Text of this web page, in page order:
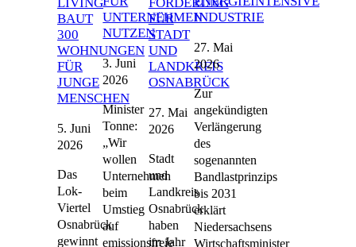
LIVING
BAUT
300
WOHNUNGEN
FÜR
JUNGE
MENSCHEN
5. Juni
2026
Das
Lok-
Viertel
Osnabrück
gewinnt
UNTERNEHMEN
NUTZEN
3. Juni
2026
Minister
Tonne:
„Wir
wollen
Unternehmen
beim
Umstieg
auf
emissionsfreie
FÖRDERUNG
FÜR
STADT
UND
LANDKREIS
OSNABRÜCK
27. Mai
2026
Stadt
und
Landkreis
Osnabrück
haben
im Jahr
INDUSTRIE
27. Mai
2026
Zur
angekündigten
Verlängerung
des
sogenannten
Bandlastprinzips
bis 2031
erklärt
Niedersachsens
Wirtschaftsminister